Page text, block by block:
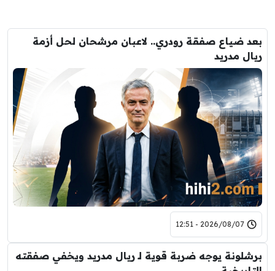
بعد ضياع صفقة رودري.. لاعبان مرشحان لحل أزمة
ريال مدريد
2026/08/07 - 12:51
برشلونة يوجه ضربة قوية لـ ريال مدريد ويخفي صفقته